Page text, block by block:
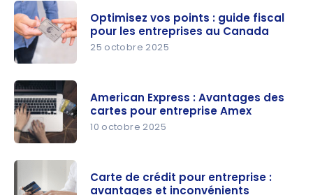
s pour
petite
entreprise :
comment
gérer sa
comptabili
té
simplemen
vos points :
guide fiscal
pour les
entreprise
s au
Canada
Optimisez vos points : guide fiscal
pour les entreprises au Canada
25 octobre 2025
Express :
Avantages
American Express : Avantages des
cartes pour entreprise Amex
10 octobre 2025
Carte de crédit pour entreprise :
avantages et inconvénients